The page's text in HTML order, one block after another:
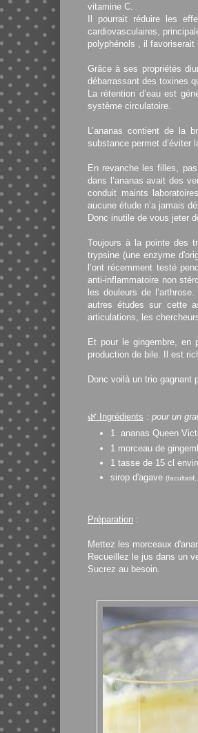
vitamine C.
Il pourrait réduire les
cardiovasculaires,
polyphénols , il
Grâce à ses propriétés
débarrassant des toxines
La rétention d’eau est
système circulatoire.
L’ananas contient de
substance permet
En revanche les filles,
dans l’ananas avait des
conduit maints
aucune étude n’a jamais
Donc inutile de vous jeter
Toujours à la pointe des
trypsine (une enzyme
l’ont récemment testé
anti-inflammatoire non
les douleurs de
autres études sur cette
articulations, les
Et pour le gingembre, en
production de bile. Il est
Donc voilà un trio gagnant
🌿 Ingrédients : pour un
1 ananas Queen
1 morceau de
1 tasse de 15 cl
sirop d'agave
Préparation :
Mettez les morceaux
Recueillez le jus dans un
Sucrez au besoin.